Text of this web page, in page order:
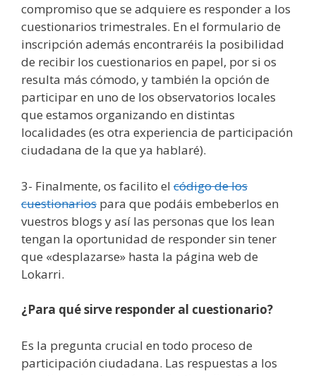
compromiso que se adquiere es responder a los
cuestionarios trimestrales. En el formulario de
inscripción además encontraréis la posibilidad
de recibir los cuestionarios en papel, por si os
resulta más cómodo, y también la opción de
participar en uno de los observatorios locales
que estamos organizando en distintas
localidades (es otra experiencia de participación
ciudadana de la que ya hablaré).
3- Finalmente, os facilito el código de los
cuestionarios para que podáis embeberlos en
vuestros blogs y así las personas que los lean
tengan la oportunidad de responder sin tener
que «desplazarse» hasta la página web de
Lokarri.
¿Para qué sirve responder al cuestionario?
Es la pregunta crucial en todo proceso de
participación ciudadana. Las respuestas a los